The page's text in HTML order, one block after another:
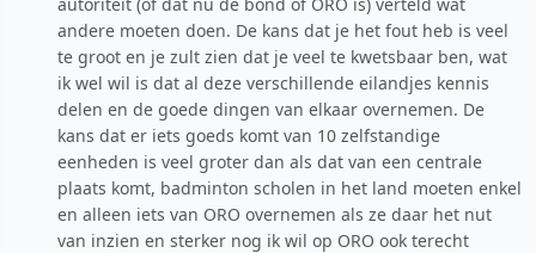
andere moeten doen. De kans dat je het fout heb is veel
te groot en je zult zien dat je veel te kwetsbaar ben, wat
ik wel wil is dat al deze verschillende eilandjes kennis
delen en de goede dingen van elkaar overnemen. De
kans dat er iets goeds komt van 10 zelfstandige
eenheden is veel groter dan als dat van een centrale
plaats komt, badminton scholen in het land moeten enkel
en alleen iets van ORO overnemen als ze daar het nut
van inzien en sterker nog ik wil op ORO ook terecht